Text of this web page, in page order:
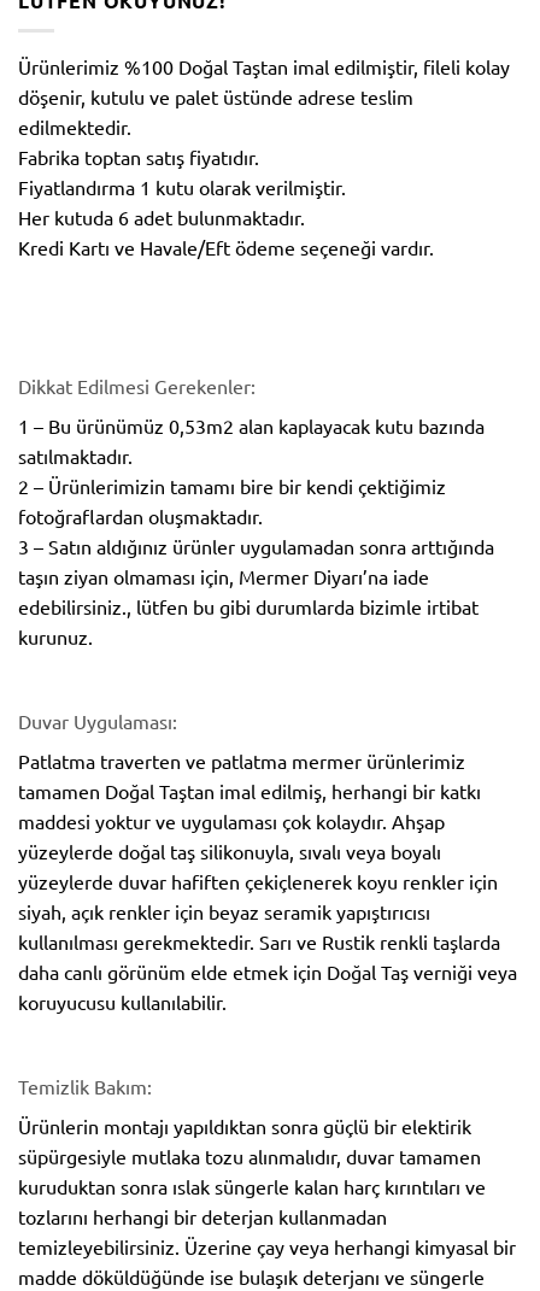
Ürünlerimiz %100 Doğal Taştan imal edilmiştir, fileli kolay
döşenir, kutulu ve palet üstünde adrese teslim
edilmektedir.
Fabrika toptan satış fiyatıdır.
Fiyatlandırma 1 kutu olarak verilmiştir.
Her kutuda 6 adet bulunmaktadır.
Kredi Kartı ve Havale/Eft ödeme seçeneği vardır.
Dikkat Edilmesi Gerekenler:
1 – Bu ürünümüz 0,53m2 alan kaplayacak kutu bazında
satılmaktadır.
2 – Ürünlerimizin tamamı bire bir kendi çektiğimiz
fotoğraflardan oluşmaktadır.
3 – Satın aldığınız ürünler uygulamadan sonra arttığında
taşın ziyan olmaması için, Mermer Diyarı’na iade
edebilirsiniz., lütfen bu gibi durumlarda bizimle irtibat
kurunuz.
Duvar Uygulaması:
Patlatma traverten ve patlatma mermer ürünlerimiz
tamamen Doğal Taştan imal edilmiş, herhangi bir katkı
maddesi yoktur ve uygulaması çok kolaydır. Ahşap
yüzeylerde doğal taş silikonuyla, sıvalı veya boyalı
yüzeylerde duvar hafiften çekiçlenerek koyu renkler için
siyah, açık renkler için beyaz seramik yapıştırıcısı
kullanılması gerekmektedir. Sarı ve Rustik renkli taşlarda
daha canlı görünüm elde etmek için Doğal Taş verniği veya
koruyucusu kullanılabilir.
Temizlik Bakım:
Ürünlerin montajı yapıldıktan sonra güçlü bir elektirik
süpürgesiyle mutlaka tozu alınmalıdır, duvar tamamen
kuruduktan sonra ıslak süngerle kalan harç kırıntıları ve
tozlarını herhangi bir deterjan kullanmadan
temizleyebilirsiniz. Üzerine çay veya herhangi kimyasal bir
madde döküldüğünde ise bulaşık deterjanı ve süngerle